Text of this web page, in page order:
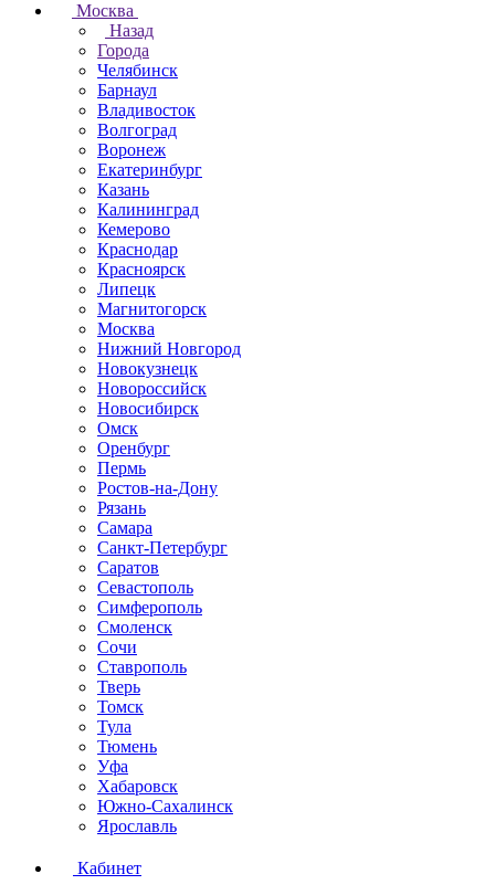
Москва
Назад
Города
Челябинск
Барнаул
Владивосток
Волгоград
Воронеж
Екатеринбург
Казань
Калининград
Кемерово
Краснодар
Красноярск
Липецк
Магнитогорск
Москва
Нижний Новгород
Новокузнецк
Новороссийск
Новосибирск
Омск
Оренбург
Пермь
Ростов-на-Дону
Рязань
Самара
Санкт-Петербург
Саратов
Севастополь
Симферополь
Смоленск
Сочи
Ставрополь
Тверь
Томск
Тула
Тюмень
Уфа
Хабаровск
Южно-Сахалинск
Ярославль
Кабинет